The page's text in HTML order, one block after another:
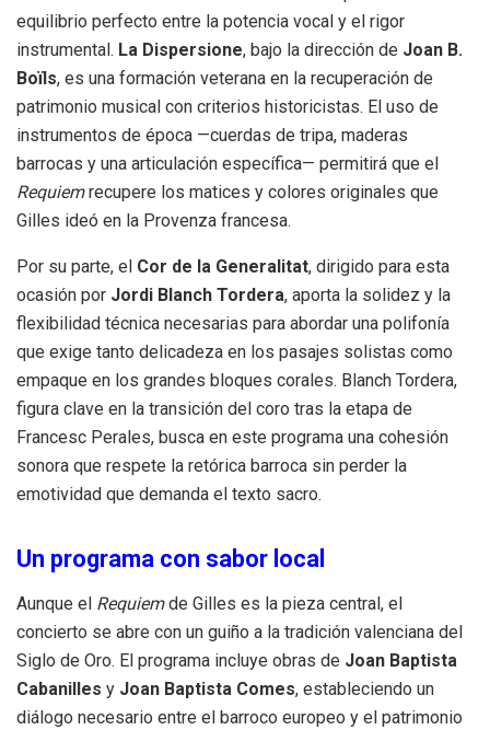
equilibrio perfecto entre la potencia vocal y el rigor
instrumental. La Dispersione, bajo la dirección de Joan B.
Boïls, es una formación veterana en la recuperación de
patrimonio musical con criterios historicistas. El uso de
instrumentos de época —cuerdas de tripa, maderas
barrocas y una articulación específica— permitirá que el
Requiemrecupere los matices y colores originales que
Gilles ideó en la Provenza francesa.
Por su parte, el Cor de la Generalitat, dirigido para esta
ocasión por Jordi Blanch Tordera, aporta la solidez y la
flexibilidad técnica necesarias para abordar una polifonía
que exige tanto delicadeza en los pasajes solistas como
empaque en los grandes bloques corales. Blanch Tordera,
figura clave en la transición del coro tras la etapa de
Francesc Perales, busca en este programa una cohesión
sonora que respete la retórica barroca sin perder la
emotividad que demanda el texto sacro.
Un programa con sabor local
Aunque el Requiemde Gilles es la pieza central, el
concierto se abre con un guiño a la tradición valenciana del
Siglo de Oro. El programa incluye obras de Joan Baptista
Cabanilles y Joan Baptista Comes, estableciendo un
diálogo necesario entre el barroco europeo y el patrimonio